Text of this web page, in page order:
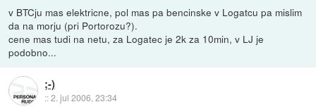
v BTCju mas elektricne, pol mas pa bencinske v Logatcu pa mislim
da na morju (pri Portorozu?).
cene mas tudi na netu, za Logatec je 2k za 10min, v LJ je
podobno...
;-)
::2. jul 2006, 23:34